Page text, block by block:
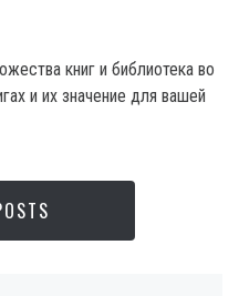
книг и библиотека во
и их значение для вашей